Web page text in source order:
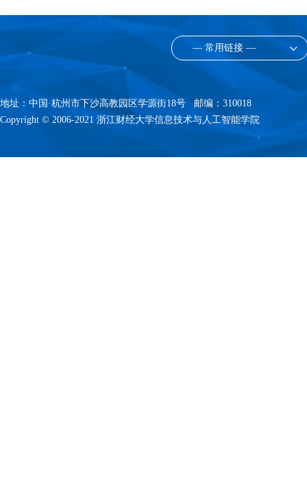
— 常用链接 —
地址：中国·杭州市下沙高教园区学源街18号 邮编：310018
Copyright © 2006-2021 浙江财经大学信息技术与人工智能学院